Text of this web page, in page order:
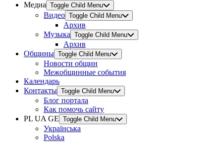
Медиа Toggle Child Menu
Видео Toggle Child Menu
Архив
Музыка Toggle Child Menu
Архив
Общины Toggle Child Menu
Новости общин
Межобщинные события
Календарь
Контакты Toggle Child Menu
Блог портала
Как помочь сайту
PL UA GE Toggle Child Menu
Українська
Polska